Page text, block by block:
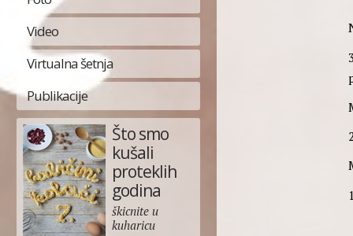
Video
Virtualna šetnja
Publikacije
Što smo
kušali
proteklih
godina
škicnite u
kuharicu